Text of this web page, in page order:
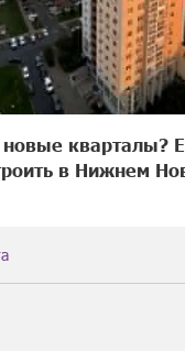
новые кварталы?
в Нижнем